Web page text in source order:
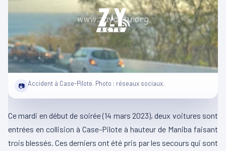
📷 Accident à Case-Pilote. Photo : réseaux sociaux.
Ce mardi en début de soirée (14 mars 2023), deux voitures sont
entrées en collision à Case-Pilote à hauteur de Maniba faisant
trois blessés. Ces derniers ont été pris par les secours qui sont